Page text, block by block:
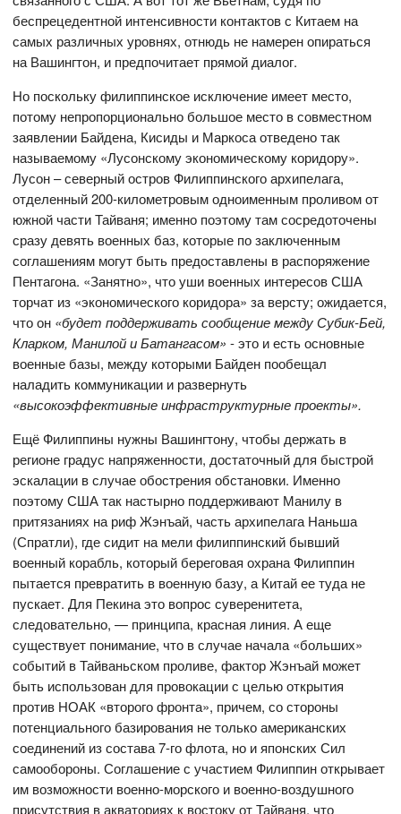
беспрецедентной интенсивности контактов с Китаем на
самых различных уровнях, отнюдь не намерен опираться
на Вашингтон, и предпочитает прямой диалог.
Но поскольку филиппинское исключение имеет место,
потому непропорционально большое место в совместном
заявлении Байдена, Кисиды и Маркоса отведено так
называемому «Лусонскому экономическому коридору».
Лусон – северный остров Филиппинского архипелага,
отделенный 200-километровым одноименным проливом от
южной части Тайваня; именно поэтому там сосредоточены
сразу девять военных баз, которые по заключенным
соглашениям могут быть предоставлены в распоряжение
Пентагона. «Занятно», что уши военных интересов США
торчат из «экономического коридора» за версту; ожидается,
что он «будет поддерживать сообщение между Субик-Бей,
Кларком, Манилой и Батангасом» - это и есть основные
военные базы, между которыми Байден пообещал
наладить коммуникации и развернуть
«высокоэффективные инфраструктурные проекты».
Ещё Филиппины нужны Вашингтону, чтобы держать в
регионе градус напряженности, достаточный для быстрой
эскалации в случае обострения обстановки. Именно
поэтому США так настырно поддерживают Манилу в
притязаниях на риф Жэнъай, часть архипелага Наньша
(Спратли), где сидит на мели филиппинский бывший
военный корабль, который береговая охрана Филиппин
пытается превратить в военную базу, а Китай ее туда не
пускает. Для Пекина это вопрос суверенитета,
следовательно, — принципа, красная линия. А еще
существует понимание, что в случае начала «больших»
событий в Тайваньском проливе, фактор Жэнъай может
быть использован для провокации с целью открытия
против НОАК «второго фронта», причем, со стороны
потенциального базирования не только американских
соединений из состава 7-го флота, но и японских Сил
самообороны. Соглашение с участием Филиппин открывает
им возможности военно-морского и военно-воздушного
присутствия в акваториях к востоку от Тайваня, что